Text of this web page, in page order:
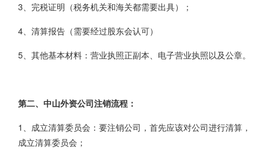
3、完税证明（税务机关和海关都需要出具）；
4、清算报告（需要经过股东会认可）
5、其他基本材料：营业执照正副本、电子营业执照以及公章。
第二、中山外资公司注销流程：
1、成立清算委员会：要注销公司，首先应该对公司进行清算，
成立清算委员会；